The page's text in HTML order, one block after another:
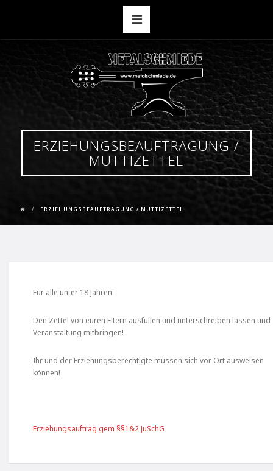
ERZIEHUNGSBEAUFTRAGUNG /
MUTTIZETTEL
ERZIEHUNGSBEAUFTRAGUNG / MUTTIZETTEL
Für alle unter 18 Jahren:
Den Zettel von euren Eltern ausfüllen und unterschreiben lassen und
Veranstaltung mitbringen!
Ihr und der Erziehungsberechtigte müssen sich vor Ort ausweisen
können!
Erziehungsauftrag gem §§1&2 JuSchG